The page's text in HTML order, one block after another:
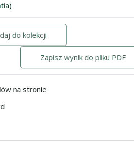
zaznaczone
do kolekcji
Zapisz wynik do pliku PDF
na stronie